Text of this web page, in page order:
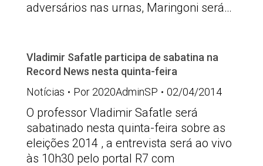
adversários nas urnas, Maringoni será…
Vladimir Safatle participa de sabatina na
Record News nesta quinta-feira
Notícias
Por 2020AdminSP 02/04/2014
O professor Vladimir Safatle será
sabatinado nesta quinta-feira sobre as
eleições 2014 , a entrevista será ao vivo
às 10h30 pelo portal R7 com